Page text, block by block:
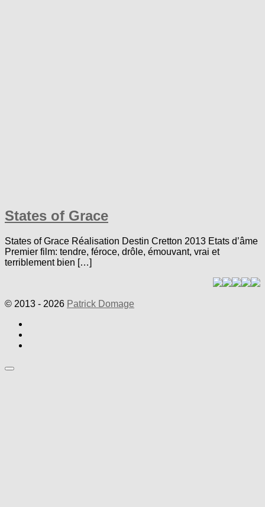
States of Grace
States of Grace Réalisation Destin Cretton 2013 Etats d’âme
Premier film: tendre, féroce, drôle, émouvant, vrai et
terriblement bien […]
© 2013 - 2026 Patrick Domage